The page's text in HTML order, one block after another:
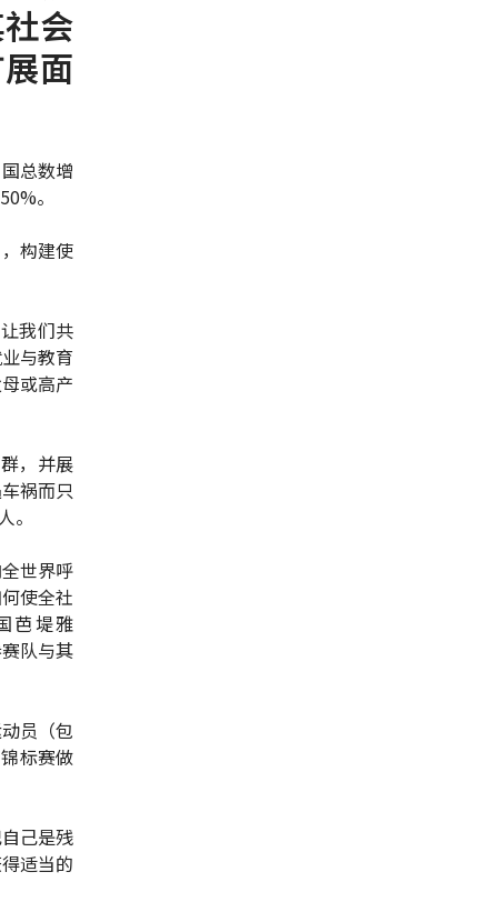
会
面
总数增
。
构建使
我们共
与教育
或高产
，并展
祸而只
。
世界呼
使全社
芭堤雅
队与其
员（包
标赛做
己是残
适当的